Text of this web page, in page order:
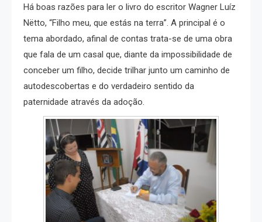
Há boas razões para ler o livro do escritor Wagner Luíz
Nëtto, “Filho meu, que estás na terra”. A principal é o
tema abordado, afinal de contas trata-se de uma obra
que fala de um casal que, diante da impossibilidade de
conceber um filho, decide trilhar junto um caminho de
autodescobertas e do verdadeiro sentido da
paternidade através da adoção.